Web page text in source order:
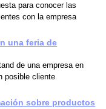
para conocer las
con la empresa
una feria de
de una empresa en
posible cliente
sobre productos